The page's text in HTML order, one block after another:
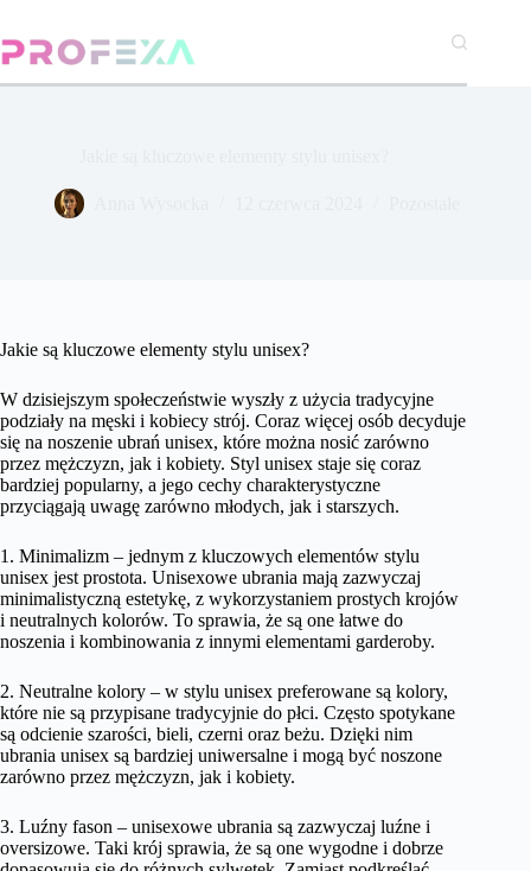
treści
Jakie są kluczowe elementy stylu unisex?
W dzisiejszym społeczeństwie wyszły z użycia tradycyjne
podziały na męski i kobiecy strój. Coraz więcej osób decyduje
się na noszenie ubrań unisex, które można nosić zarówno
przez mężczyzn, jak i kobiety. Styl unisex staje się coraz
bardziej popularny, a jego cechy charakterystyczne
przyciągają uwagę zarówno młodych, jak i starszych.
1. Minimalizm – jednym z kluczowych elementów stylu
unisex jest prostota. Unisexowe ubrania mają zazwyczaj
minimalistyczną estetykę, z wykorzystaniem prostych krojów
i neutralnych kolorów. To sprawia, że ​​są one łatwe do
noszenia i kombinowania z innymi elementami garderoby.
2. Neutralne kolory – w stylu unisex preferowane są kolory,
które nie są przypisane tradycyjnie do płci. Często spotykane
są odcienie szarości, bieli, czerni oraz beżu. Dzięki nim
ubrania unisex są bardziej uniwersalne i mogą być noszone
zarówno przez mężczyzn, jak i kobiety.
3. Luźny fason – unisexowe ubrania są zazwyczaj luźne i
oversizowe. Taki krój sprawia, że ​​są one wygodne i dobrze